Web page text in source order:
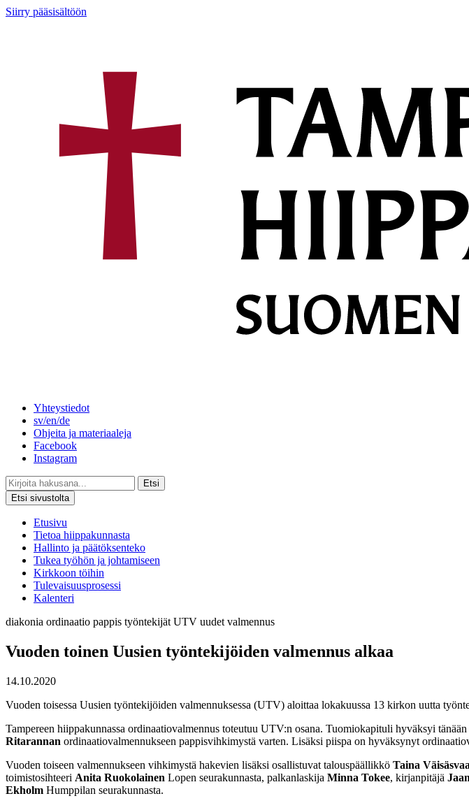
Siirry pääsisältöön
Yhteystiedot
sv/en/de
Ohjeita ja materiaaleja
Facebook
Instagram
Etsi
Etsi sivustolta
Etusivu
Tietoa hiippakunnasta
Hallinto ja päätöksenteko
Tukea työhön ja johtamiseen
Kirkkoon töihin
Tulevaisuusprosessi
Kalenteri
diakonia ordinaatio pappis työntekijät UTV uudet valmennus
Vuoden toinen Uusien työntekijöiden valmennus alkaa
14.10.2020
Vuoden toisessa Uusien työntekijöiden valmennuksessa (UTV) aloittaa lokakuussa 13 kirkon uutta
Tampereen hiippakunnassa ordinaatiovalmennus toteutuu UTV:n osana. Tuomiokapituli hyväksyi tänään
Ritarannan ordinaatiovalmennukseen pappisvihkimystä varten. Lisäksi piispa on hyväksynyt
Vuoden toiseen valmennukseen vihkimystä hakevien lisäksi osallistuvat talouspäällikkö Taina
toimistosihteeri Anita Ruokolainen Lopen seurakunnasta, palkanlaskija Minna Tokee, kirjanpitäjä
Ekholm Humppilan seurakunnasta.